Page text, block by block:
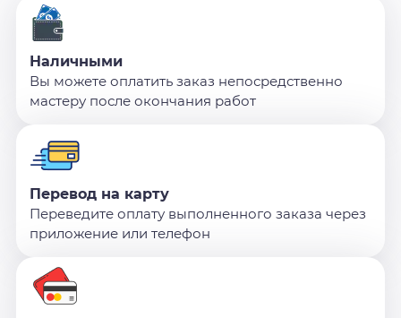
Наличными
Вы можете оплатить заказ непосредственно
мастеру после окончания работ
Перевод на карту
Переведите оплату выполненного заказа через
приложение или телефон